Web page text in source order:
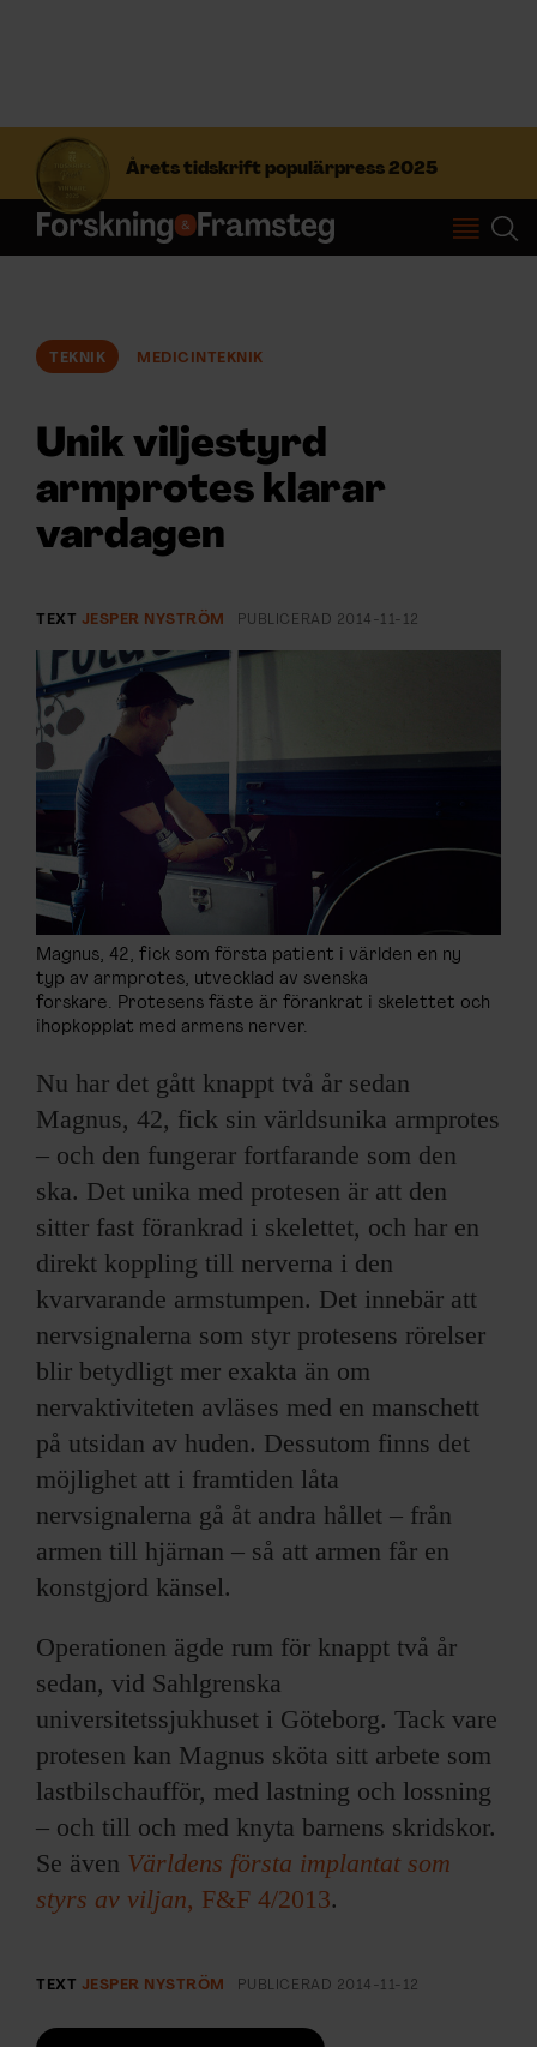
Årets tidskrift populärpress 2025
S
f
t
Prenumerera
ÄMNEN
ARKIV & E-TIDNING
LYSSNA/PODD
EVENEMANG & RESOR
SHOP
KONTAKTA F&F
SKRIV I F&F
PRENUMERERA PÅ F&F
ANNONSERA I F&F
TEKNIK MEDICINTEKNIK
Unik viljestyrd
armprotes klarar
vardagen
TEXT JESPER NYSTRÖM PUBLICERAD 2014-11-12
Magnus, 42, fick som första patient i världen en ny
typ av armprotes, utvecklad av svenska
forskare. Protesens fäste är förankrat i skelettet och
ihopkopplat med armens nerver.
Nu har det gått knappt två år sedan
Magnus, 42, fick sin världs­unika armprotes
– och den fungerar fortfarande som den
ska. Det unika med protesen är att den
sitter fast förankrad i skelettet, och har en
direkt koppling till nerverna i den
kvarvarande armstumpen. Det innebär att
nervsignalerna som styr protesens rörelser
blir betydligt mer exakta än om
nervaktiviteten avläses med en manschett
på utsidan av huden. Dessutom finns det
möjlighet att i framtiden låta
nervsignalerna gå åt andra hållet – från
armen till hjärnan – så att armen får en
konstgjord känsel.
Operationen ägde rum för knappt två år
sedan, vid Sahlgrenska
universitetssjukhuset i Göteborg. Tack vare
protesen kan Magnus sköta sitt arbete som
lastbilschaufför, med lastning och lossning
– och till och med knyta barnens skridskor.
Se även Världens första implantat som
styrs av viljan, F&F 4/2013.
TEXT JESPER NYSTRÖM PUBLICERAD 2014-11-12